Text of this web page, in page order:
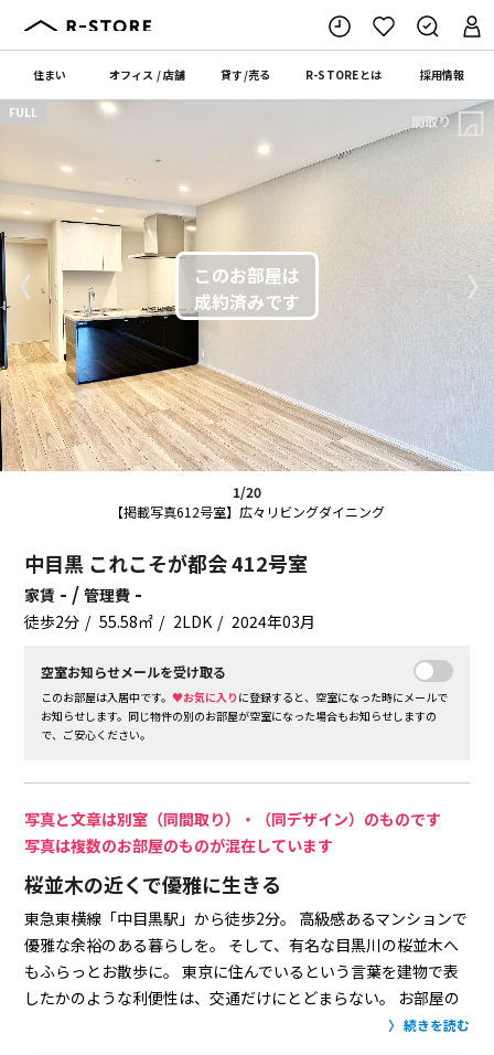
住まい オフィス /店舗 貸す/売る R-STOREとは 採用情報
1/20
【掲載写真612号室】広々リビングダイニング
〈 〉
FULL 間取り
中目黒 これこそが都会 412号室
家賃 - /管理費 -
徒歩2分 55.58㎡ 2LDK 2024年03月
空室お知らせメールを受け取る
このお部屋は入居中です。♥お気に入り に登録すると、空室になった時にメールで
お知らせします。同じ物件の別のお部屋が空室になった場合もお知らせしますの
で、ご安心ください。
写真と文章は別室（同間取り）・（同デザイン）のものです
写真は複数のお部屋のものが混在しています
桜並木の近くで優雅に生きる
東急東横線「中目黒駅」から徒歩2分。
高級感あるマンションで
優雅な余裕のある暮らしを。
そして、有名な目黒川の桜並木へ
もふらっとお散歩に。
東京に住んでいるという言葉を建物で表
したかのような利便性は、交通だけにとどまらない。
お部屋の
中も床暖房や食洗器まで完備されており、フィットネスジムま
続きを読む